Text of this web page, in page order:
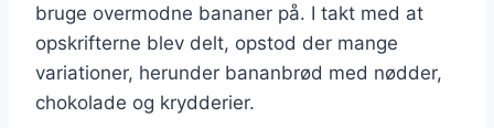
bruge overmodne bananer på. I takt med at
opskrifterne blev delt, opstod der mange
variationer, herunder bananbrød med nødder,
chokolade og krydderier.